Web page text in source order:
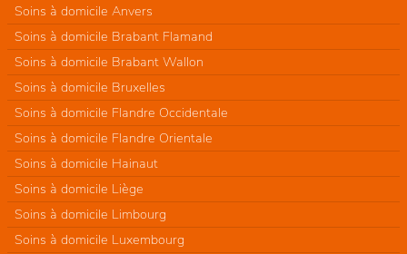
Soins à domicile Anvers
Soins à domicile Brabant Flamand
Soins à domicile Brabant Wallon
Soins à domicile Bruxelles
Soins à domicile Flandre Occidentale
Soins à domicile Flandre Orientale
Soins à domicile Hainaut
Soins à domicile Liège
Soins à domicile Limbourg
Soins à domicile Luxembourg